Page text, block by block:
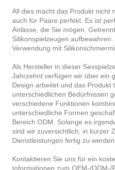
All dies macht das Produkt nicht
auch für Paare perfekt. Es ist
Anlässe, die Sie mögen.
Silikonspielzeugen
Verwendung mit
Als Hersteller in dieser
Jahrzehnt verfügen wir über ein
Design arbeitet und das Produkt
unterschiedlichen Bedürfnissen
verschiedene Funktionen
unterschiedliche Formen
Bereich ODM. Solange es
sind wir zuversichtlich, in kurzer
Dienstleistungen fertig zu
Kontaktieren Sie uns für ein
Informationen zum OEM-/ODM-/